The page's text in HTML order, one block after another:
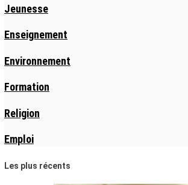
Jeunesse
Enseignement
Environnement
Formation
Religion
Emploi
Les plus récents